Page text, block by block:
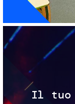
Il tuo